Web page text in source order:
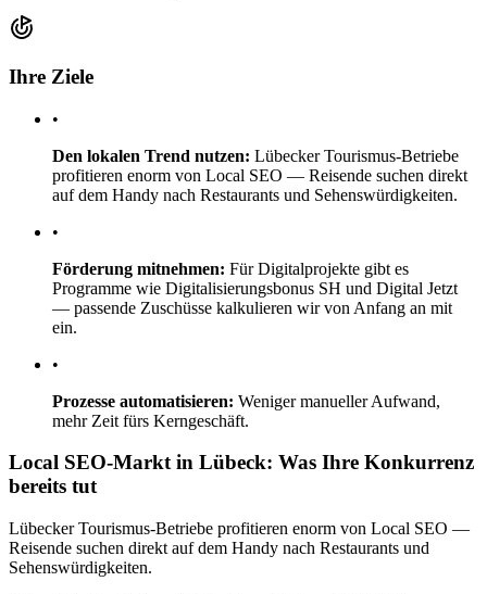
Ihre Ziele
•
Den lokalen Trend nutzen: Lübecker Tourismus-Betriebe
profitieren enorm von Local SEO — Reisende suchen direkt
auf dem Handy nach Restaurants und Sehenswürdigkeiten.
•
Förderung mitnehmen: Für Digitalprojekte gibt es
Programme wie Digitalisierungsbonus SH und Digital Jetzt
— passende Zuschüsse kalkulieren wir von Anfang an mit
ein.
•
Prozesse automatisieren: Weniger manueller Aufwand,
mehr Zeit fürs Kerngeschäft.
Local SEO-Markt in Lübeck: Was Ihre Konkurrenz
bereits tut
Lübecker Tourismus-Betriebe profitieren enorm von Local SEO —
Reisende suchen direkt auf dem Handy nach Restaurants und
Sehenswürdigkeiten.